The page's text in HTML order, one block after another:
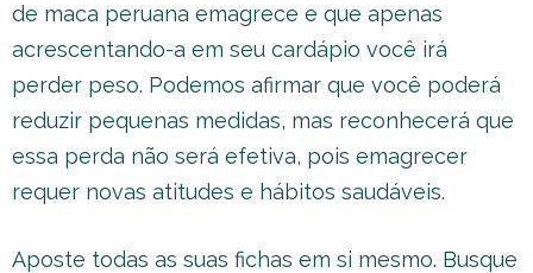
de maca peruana emagrece e que apenas
acrescentando-a em seu cardápio você irá
perder peso. Podemos afirmar que você poderá
reduzir pequenas medidas, mas reconhecerá que
essa perda não será efetiva, pois emagrecer
requer novas atitudes e hábitos saudáveis.
Aposte todas as suas fichas em si mesmo. Busque